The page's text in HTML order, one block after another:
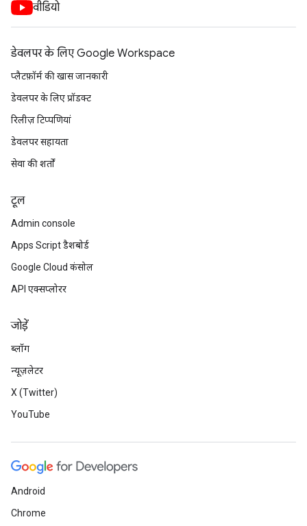
वीडियो
डेवलपर के लिए Google Workspace
प्लैटफ़ॉर्म की खास जानकारी
डेवलपर के लिए प्रॉडक्ट
रिलीज़ टिप्पणियां
डेवलपर सहायता
सेवा की शर्तों
टूल
Admin console
Apps Script डैशबोर्ड
Google Cloud कंसोल
API एक्सप्लोरर
जोड़ें
ब्लॉग
न्यूज़लेटर
X (Twitter)
YouTube
Android
Chrome